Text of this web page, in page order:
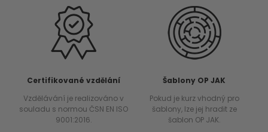
Certifikované vzdělání
Vzdělávání je realizováno v
souladu s normou ČSN EN ISO
9001:2016.
Šablony OP JAK
Pokud je kurz vhodný pro
šablony, lze jej hradit ze
šablon OP JAK.